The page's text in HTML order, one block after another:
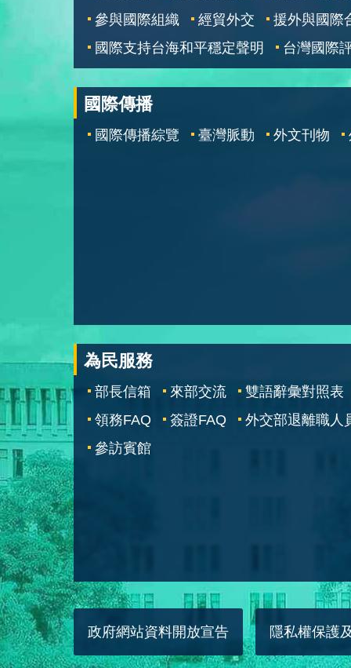
參與國際組織
經貿外交
援外與國際
國際支持台海和平穩定聲明
台灣國際
國際傳播
國際傳播綜覽 臺灣脈動 外文刊物
為民服務
部長信箱 來部交流
雙語辭彙對照表
領務FAQ
簽證FAQ
外交部退離職人
參訪賓館
政府網站資料開放宣告 隱私權保護